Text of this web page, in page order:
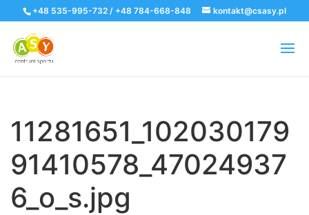
+48 535-995-732 / +48 784-668-848 kontakt@csasy.pl
11281651_102030179
91410578_47024937
6_o_s.jpg